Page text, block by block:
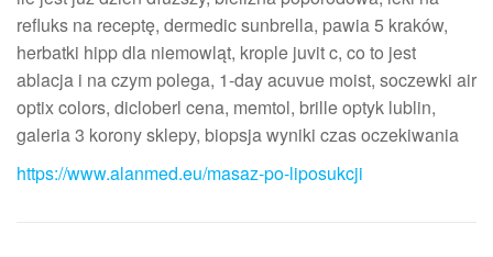
refluks na receptę, dermedic sunbrella, pawia 5 kraków,
herbatki hipp dla niemowląt, krople juvit c, co to jest
ablacja i na czym polega, 1-day acuvue moist, soczewki air
optix colors, dicloberl cena, memtol, brille optyk lublin,
galeria 3 korony sklepy, biopsja wyniki czas oczekiwania
https://www.alanmed.eu/masaz-po-liposukcji